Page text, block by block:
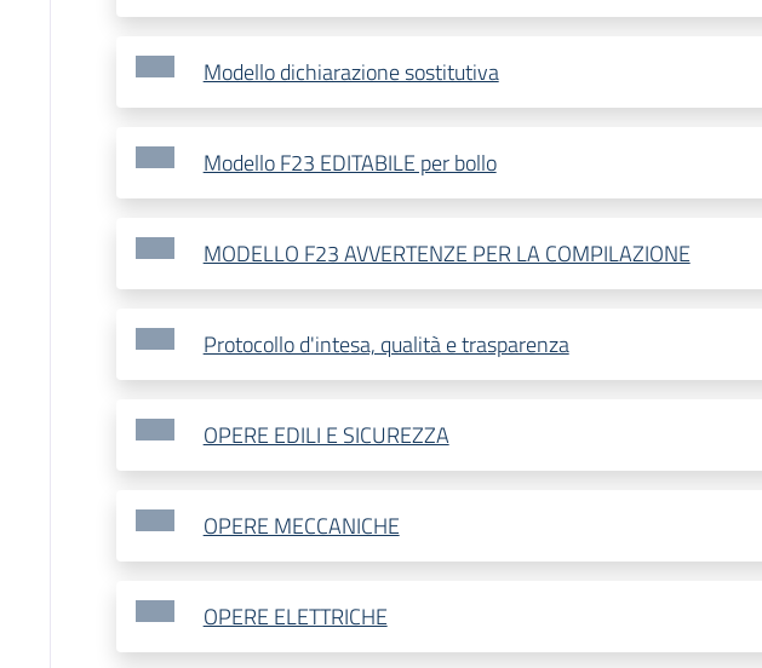
Modello dichiarazione sostitutiva
Modello F23 EDITABILE per bollo
MODELLO F23 AVVERTENZE PER LA COMPILAZIONE
Protocollo d'intesa, qualità e trasparenza
OPERE EDILI E SICUREZZA
OPERE MECCANICHE
OPERE ELETTRICHE